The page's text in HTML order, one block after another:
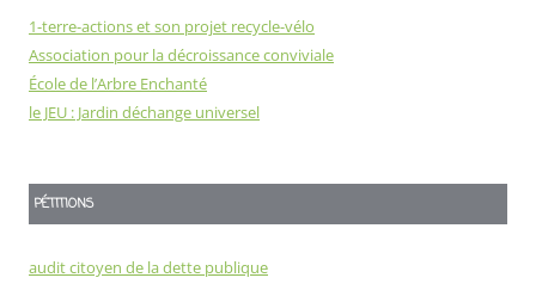
1-terre-actions et son projet recycle-vélo
Association pour la décroissance conviviale
École de l’Arbre Enchanté
le JEU : Jardin déchange universel
PÉTITIONS
audit citoyen de la dette publique